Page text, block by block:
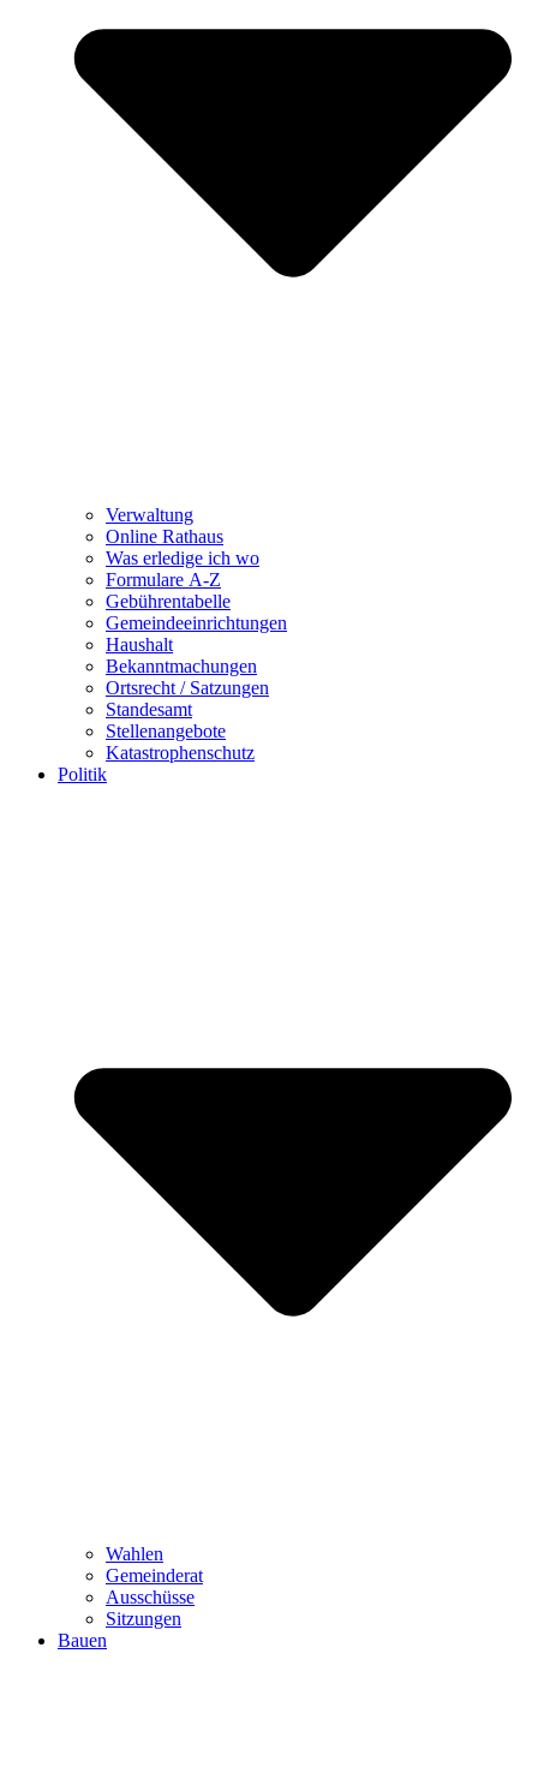
Verwaltung
Online Rathaus
Was erledige ich wo
Formulare A-Z
Gebührentabelle
Gemeindeeinrichtungen
Haushalt
Bekanntmachungen
Ortsrecht / Satzungen
Standesamt
Stellenangebote
Katastrophenschutz
Politik
Wahlen
Gemeinderat
Ausschüsse
Sitzungen
Bauen